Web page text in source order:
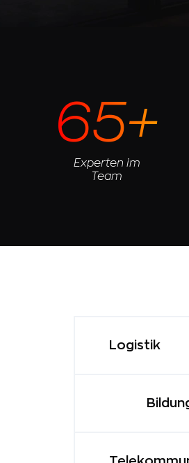
65+
Experten im
Team
Logistik